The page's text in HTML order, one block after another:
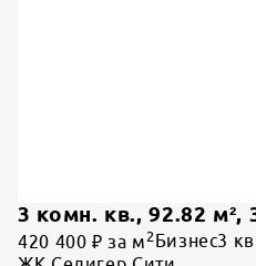
3 комн. кв., 92.82 м²,
420 400 ₽ за м 2 Бизнес3